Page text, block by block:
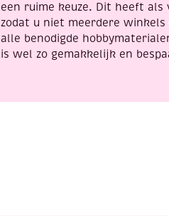
een ruime keuze. Dit heeft
zodat u niet meerdere
alle benodigde
is wel zo gemakkelijk en